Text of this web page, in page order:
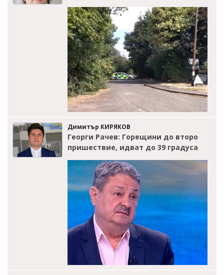
Димитър КИРЯКОВ
Георги Рачев: Горещини до второ
пришествие, идват до 39 градуса